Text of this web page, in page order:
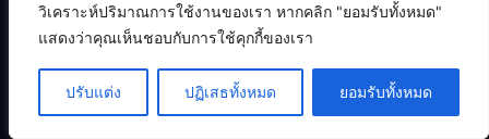
วิเคราะห์ปริมาณการใช้งานของเรา หากคลิก "ยอมรับทั้งหมด"
แสดงว่าคุณเห็นชอบกับการใช้คุกกี้ของเรา
ปรับแต่ง ปฏิเสธทั้งหมด ยอมรับทั้งหมด
Tech